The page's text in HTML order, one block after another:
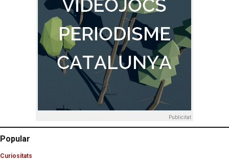
Publicitat
Popular
Curiositats